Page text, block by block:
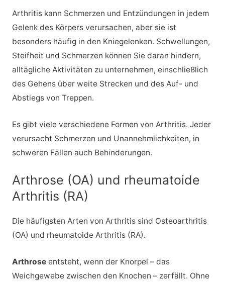
Arthritis kann Schmerzen und Entzündungen in jedem
Gelenk des Körpers verursachen, aber sie ist
besonders häufig in den Kniegelenken. Schwellungen,
Steifheit und Schmerzen können Sie daran hindern,
alltägliche Aktivitäten zu unternehmen, einschließlich
des Gehens über weite Strecken und des Auf- und
Abstiegs von Treppen.
Es gibt viele verschiedene Formen von Arthritis. Jeder
verursacht Schmerzen und Unannehmlichkeiten, in
schweren Fällen auch Behinderungen.
Arthrose (OA) und rheumatoide
Arthritis (RA)
Die häufigsten Arten von Arthritis sind Osteoarthritis
(OA) und rheumatoide Arthritis (RA).
Arthroseentsteht, wenn der Knorpel – das
Weichgewebe zwischen den Knochen – zerfällt. Ohne